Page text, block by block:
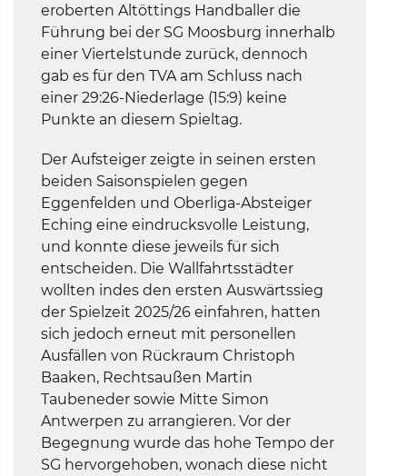
eroberten Altöttings Handballer die
Führung bei der SG Moosburg innerhalb
einer Viertelstunde zurück, dennoch
gab es für den TVA am Schluss nach
einer 29:26-Niederlage (15:9) keine
Punkte an diesem Spieltag.
Der Aufsteiger zeigte in seinen ersten
beiden Saisonspielen gegen
Eggenfelden und Oberliga-Absteiger
Eching eine eindrucksvolle Leistung,
und konnte diese jeweils für sich
entscheiden. Die Wallfahrtsstädter
wollten indes den ersten Auswärtssieg
der Spielzeit 2025/26 einfahren, hatten
sich jedoch erneut mit personellen
Ausfällen von Rückraum Christoph
Baaken, Rechtsaußen Martin
Taubeneder sowie Mitte Simon
Antwerpen zu arrangieren. Vor der
Begegnung wurde das hohe Tempo der
SG hervorgehoben, wonach diese nicht